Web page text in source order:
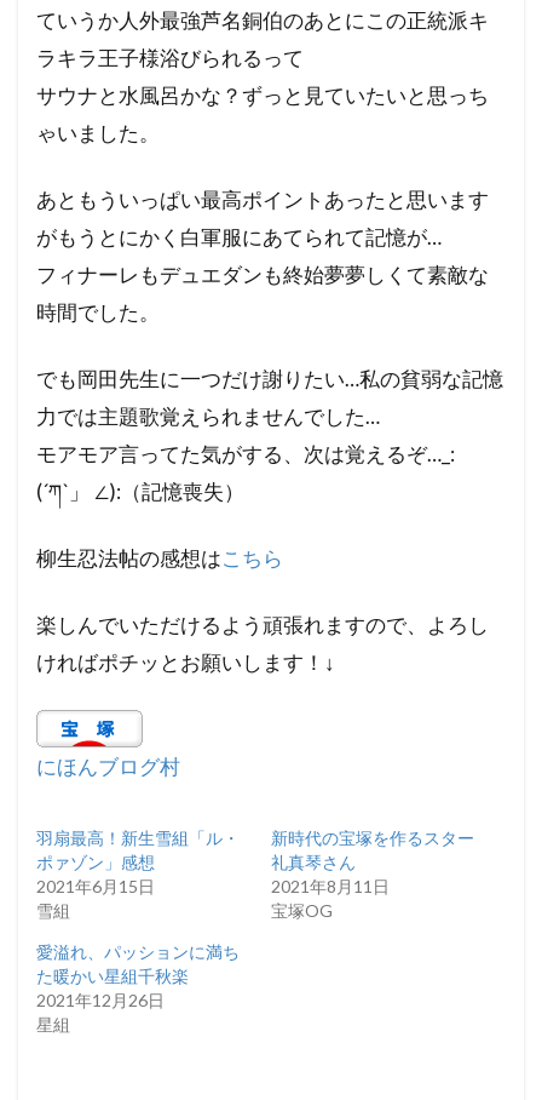
ていうか人外最強芦名銅伯のあとにこの正統派キ
ラキラ王子様浴びられるって
サウナと水風呂かな？ずっと見ていたいと思っち
ゃいました。
あともういっぱい最高ポイントあったと思います
がもうとにかく白軍服にあてられて記憶が…
フィナーレもデュエダンも終始夢夢しくて素敵な
時間でした。
でも岡田先生に一つだけ謝りたい…私の貧弱な記憶
力では主題歌覚えられませんでした…
モアモア言ってた気がする、次は覚えるぞ…_:
(´ཀ`」 ∠):（記憶喪失）
柳生忍法帖の感想はこちら
楽しんでいただけるよう頑張れますので、よろし
ければポチッとお願いします！↓
にほんブログ村
羽扇最高！新生雪組「ル・
ポァゾン」感想
2021年6月15日
雪組
新時代の宝塚を作るスター
礼真琴さん
2021年8月11日
宝塚OG
愛溢れ、パッションに満ち
た暖かい星組千秋楽
2021年12月26日
星組